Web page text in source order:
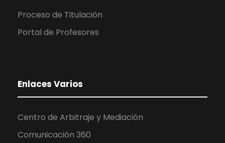
Proceso de Titulación
Portal de Profesores
Enlaces Varios
Centro de Arbitraje y Mediación
Comunicación 360